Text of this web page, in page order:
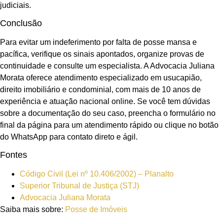
judiciais.
Conclusão
Para evitar um indeferimento por falta de posse mansa e
pacífica, verifique os sinais apontados, organize provas de
continuidade e consulte um especialista. A Advocacia Juliana
Morata oferece atendimento especializado em usucapião,
direito imobiliário e condominial, com mais de 10 anos de
experiência e atuação nacional online. Se você tem dúvidas
sobre a documentação do seu caso, preencha o formulário no
final da página para um atendimento rápido ou clique no botão
do WhatsApp para contato direto e ágil.
Fontes
Código Civil (Lei nº 10.406/2002) – Planalto
Superior Tribunal de Justiça (STJ)
Advocacia Juliana Morata
Saiba mais sobre: Posse de Imóveis